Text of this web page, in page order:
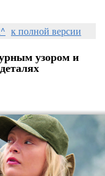
к полной версии
узором и